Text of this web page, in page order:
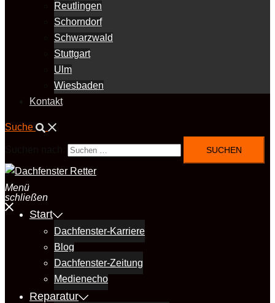
Reutlingen
Schorndorf
Schwarzwald
Stuttgart
Ulm
Wiesbaden
Kontakt
Suche
Menü
schließen
Start
Dachfenster-Karriere
Blog
Dachfenster-Zeitung
Medienecho
Reparatur